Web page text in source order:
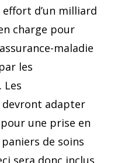
d’un milliard
charge pour
maladie
les
Les
adapter
une prise en
de soins
sera donc inclus